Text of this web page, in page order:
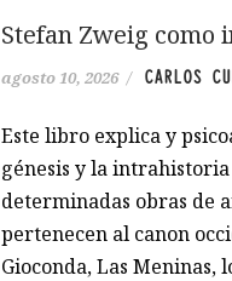
Stefan Zweig como
agosto 10, 2026 / CARLOS
Este libro explica y
génesis y la intrahistoria
determinadas obras de
pertenecen al canon
Gioconda, Las Meninas,